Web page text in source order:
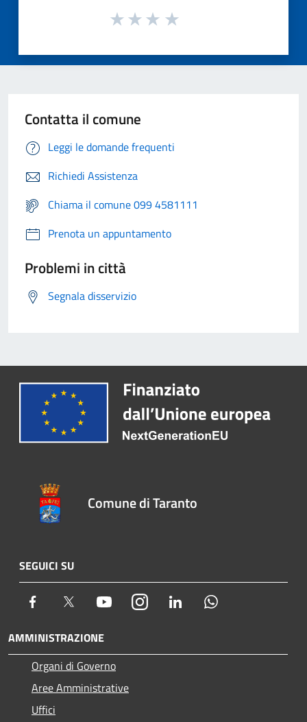
Contatta il comune
Leggi le domande frequenti
Richiedi Assistenza
Chiama il comune 099 4581111
Prenota un appuntamento
Problemi in città
Segnala disservizio
Comune di Taranto
SEGUICI SU
Facebook Twitter YoutubeInstagram LinkedIn
AMMINISTRAZIONE
Organi di Governo
Aree Amministrative
Uffici